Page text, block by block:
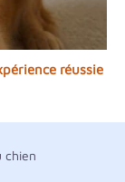
réussie
chien